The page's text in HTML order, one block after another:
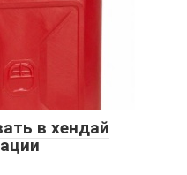
в хендай